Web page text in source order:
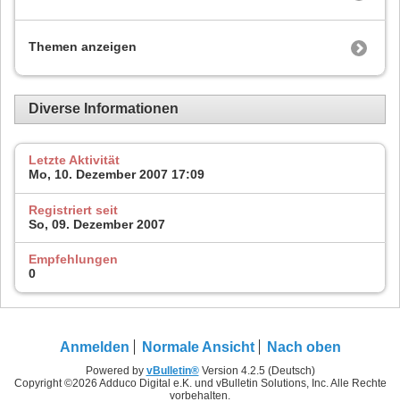
Themen anzeigen
Diverse Informationen
Letzte Aktivität
Mo, 10. Dezember 2007 17:09
Registriert seit
So, 09. Dezember 2007
Empfehlungen
0
Anmelden Normale Ansicht Nach oben
Powered by vBulletin®Version 4.2.5 (Deutsch)
Copyright ©2026 Adduco Digital e.K. und vBulletin Solutions, Inc. Alle Rechte
vorbehalten.